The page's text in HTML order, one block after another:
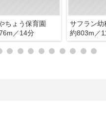
ちょう保育園
／14分
サフラン幼
約803m／